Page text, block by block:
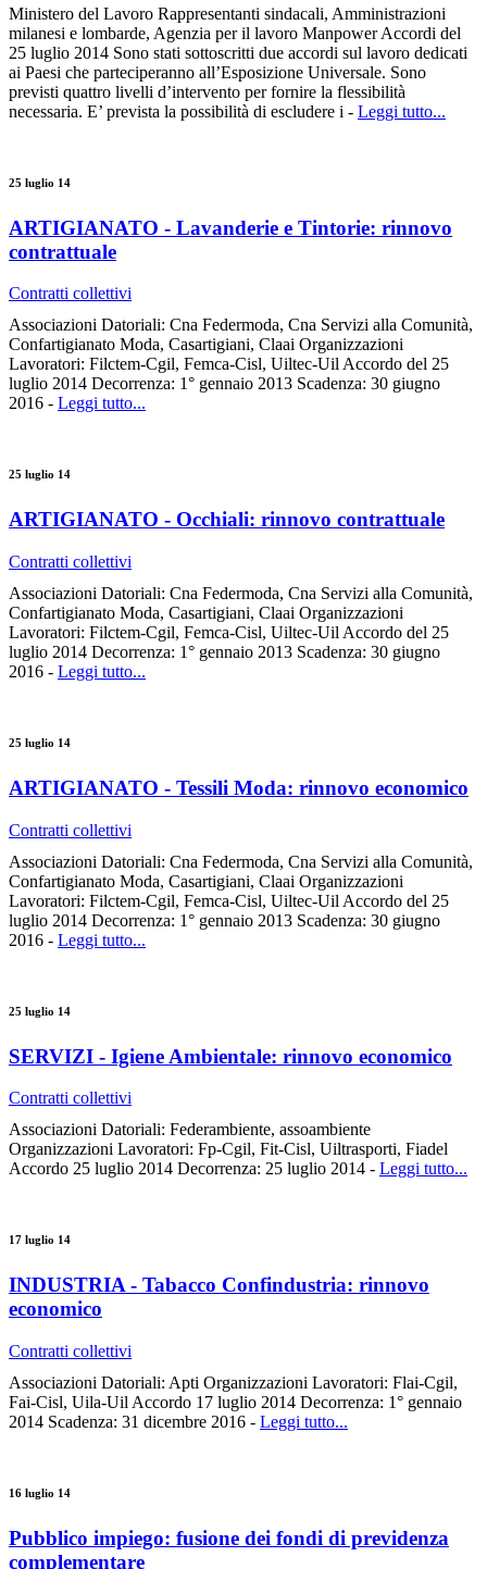
Ministero del Lavoro Rappresentanti sindacali, Amministrazioni
milanesi e lombarde, Agenzia per il lavoro Manpower Accordi del
25 luglio 2014 Sono stati sottoscritti due accordi sul lavoro dedicati
ai Paesi che parteciperanno all’Esposizione Universale. Sono
previsti quattro livelli d’intervento per fornire la flessibilità
necessaria. E’ prevista la possibilità di escludere i - Leggi tutto...
25 luglio 14
ARTIGIANATO - Lavanderie e Tintorie: rinnovo
contrattuale
Contratti collettivi
Associazioni Datoriali: Cna Federmoda, Cna Servizi alla Comunità,
Confartigianato Moda, Casartigiani, Claai Organizzazioni
Lavoratori: Filctem-Cgil, Femca-Cisl, Uiltec-Uil Accordo del 25
luglio 2014 Decorrenza: 1° gennaio 2013 Scadenza: 30 giugno
2016 - Leggi tutto...
25 luglio 14
ARTIGIANATO - Occhiali: rinnovo contrattuale
Contratti collettivi
Associazioni Datoriali: Cna Federmoda, Cna Servizi alla Comunità,
Confartigianato Moda, Casartigiani, Claai Organizzazioni
Lavoratori: Filctem-Cgil, Femca-Cisl, Uiltec-Uil Accordo del 25
luglio 2014 Decorrenza: 1° gennaio 2013 Scadenza: 30 giugno
2016 - Leggi tutto...
25 luglio 14
ARTIGIANATO - Tessili Moda: rinnovo economico
Contratti collettivi
Associazioni Datoriali: Cna Federmoda, Cna Servizi alla Comunità,
Confartigianato Moda, Casartigiani, Claai Organizzazioni
Lavoratori: Filctem-Cgil, Femca-Cisl, Uiltec-Uil Accordo del 25
luglio 2014 Decorrenza: 1° gennaio 2013 Scadenza: 30 giugno
2016 - Leggi tutto...
25 luglio 14
SERVIZI - Igiene Ambientale: rinnovo economico
Contratti collettivi
Associazioni Datoriali: Federambiente, assoambiente
Organizzazioni Lavoratori: Fp-Cgil, Fit-Cisl, Uiltrasporti, Fiadel
Accordo 25 luglio 2014 Decorrenza: 25 luglio 2014 - Leggi tutto...
17 luglio 14
INDUSTRIA - Tabacco Confindustria: rinnovo
economico
Contratti collettivi
Associazioni Datoriali: Apti Organizzazioni Lavoratori: Flai-Cgil,
Fai-Cisl, Uila-Uil Accordo 17 luglio 2014 Decorrenza: 1° gennaio
2014 Scadenza: 31 dicembre 2016 - Leggi tutto...
16 luglio 14
Pubblico impiego: fusione dei fondi di previdenza
complementare